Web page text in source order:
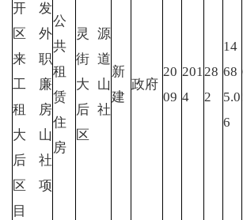
开发
区外
来职
工廉
租房
大山
后社
区项
目
公
共
租
赁
住
房
灵源
街道
大山
后社
区
新
建
政府
20
09
201
4
28
2
14
68
5.0
6